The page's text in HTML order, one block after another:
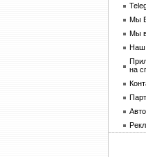
Мы
Мы
Наш
на